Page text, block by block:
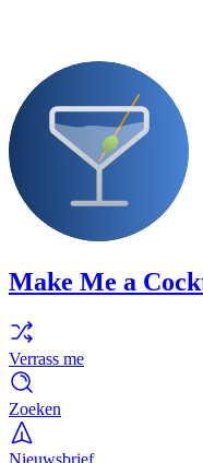
Make Me a
Verrass me
Zoeken
Nieuwsbrief